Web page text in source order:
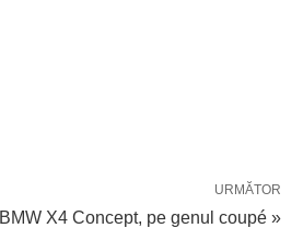
URMĂTOR
BMW X4 Concept, pe genul coupé »